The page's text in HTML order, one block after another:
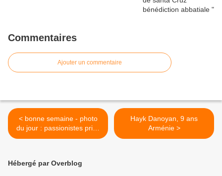
Commentaires
Ajouter un commentaire
< bonne semaine - photo
du jour : passionistes prise
d'habit Pologne
Hayk Danoyan, 9 ans
Arménie >
Hébergé par Overblog